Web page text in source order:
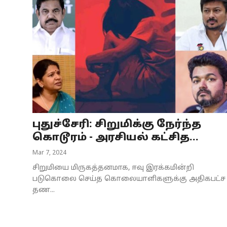
புதுச்சேரி: சிறுமிக்கு நேர்ந்த
கொடூரம் - அரசியல் கட்சித...
Mar 7, 2024
சிறுமியை மிருகத்தனமாக, ஈவு இரக்கமின்றி
படுகொலை செய்த கொலையாளிகளுக்கு அதிகபட்ச
தண...